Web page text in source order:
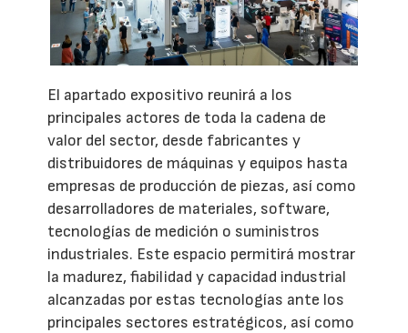
El apartado expositivo reunirá a los
principales actores de toda la cadena de
valor del sector, desde fabricantes y
distribuidores de máquinas y equipos hasta
empresas de producción de piezas, así como
desarrolladores de materiales, software,
tecnologías de medición o suministros
industriales. Este espacio permitirá mostrar
la madurez, fiabilidad y capacidad industrial
alcanzadas por estas tecnologías ante los
principales sectores estratégicos, así como